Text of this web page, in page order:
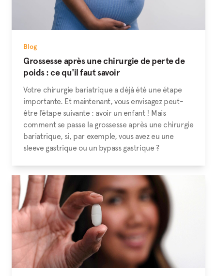
Blog
Grossesse après une chirurgie de perte de
poids : ce qu'il faut savoir
Votre chirurgie bariatrique a déjà été une étape
importante. Et maintenant, vous envisagez peut-
être l’étape suivante : avoir un enfant ! Mais
comment se passe la grossesse après une chirurgie
bariatrique, si, par exemple, vous avez eu une
sleeve gastrique ou un bypass gastrique ?